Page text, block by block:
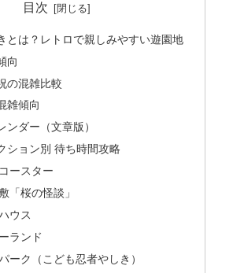
目次
とは？レトロで親しみやすい遊園地
向
の混雑比較
雑傾向
ンダー（文章版）
ション別 待ち時間攻略
ースター
「桜の怪談」
ウス
ランド
ーク（こども忍者やしき）